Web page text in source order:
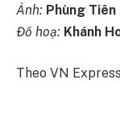
Ảnh: Phùng Tiên
Đồ hoạ: Khánh
Theo VN Express